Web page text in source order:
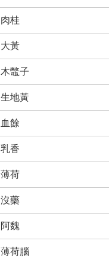
肉桂
大黃
木鼈子
生地黃
血餘
乳香
薄荷
沒藥
阿魏
薄荷腦